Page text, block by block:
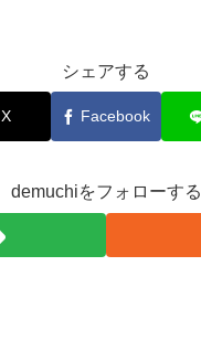
シェアする
X Facebook
demuchiをフォローする